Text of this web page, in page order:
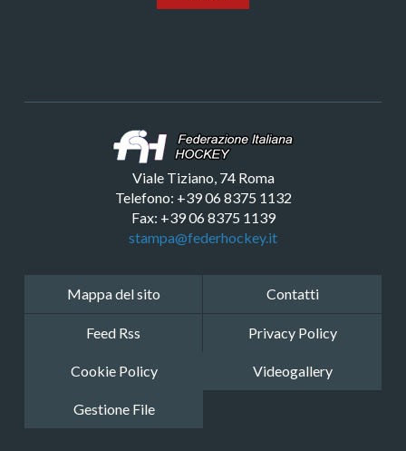
Viale Tiziano, 74 Roma
Telefono: +39 06 8375 1132
Fax: +39 06 8375 1139
stampa@federhockey.it
Mappa del sito Contatti
Feed Rss Privacy Policy
Cookie Policy Videogallery
Gestione File